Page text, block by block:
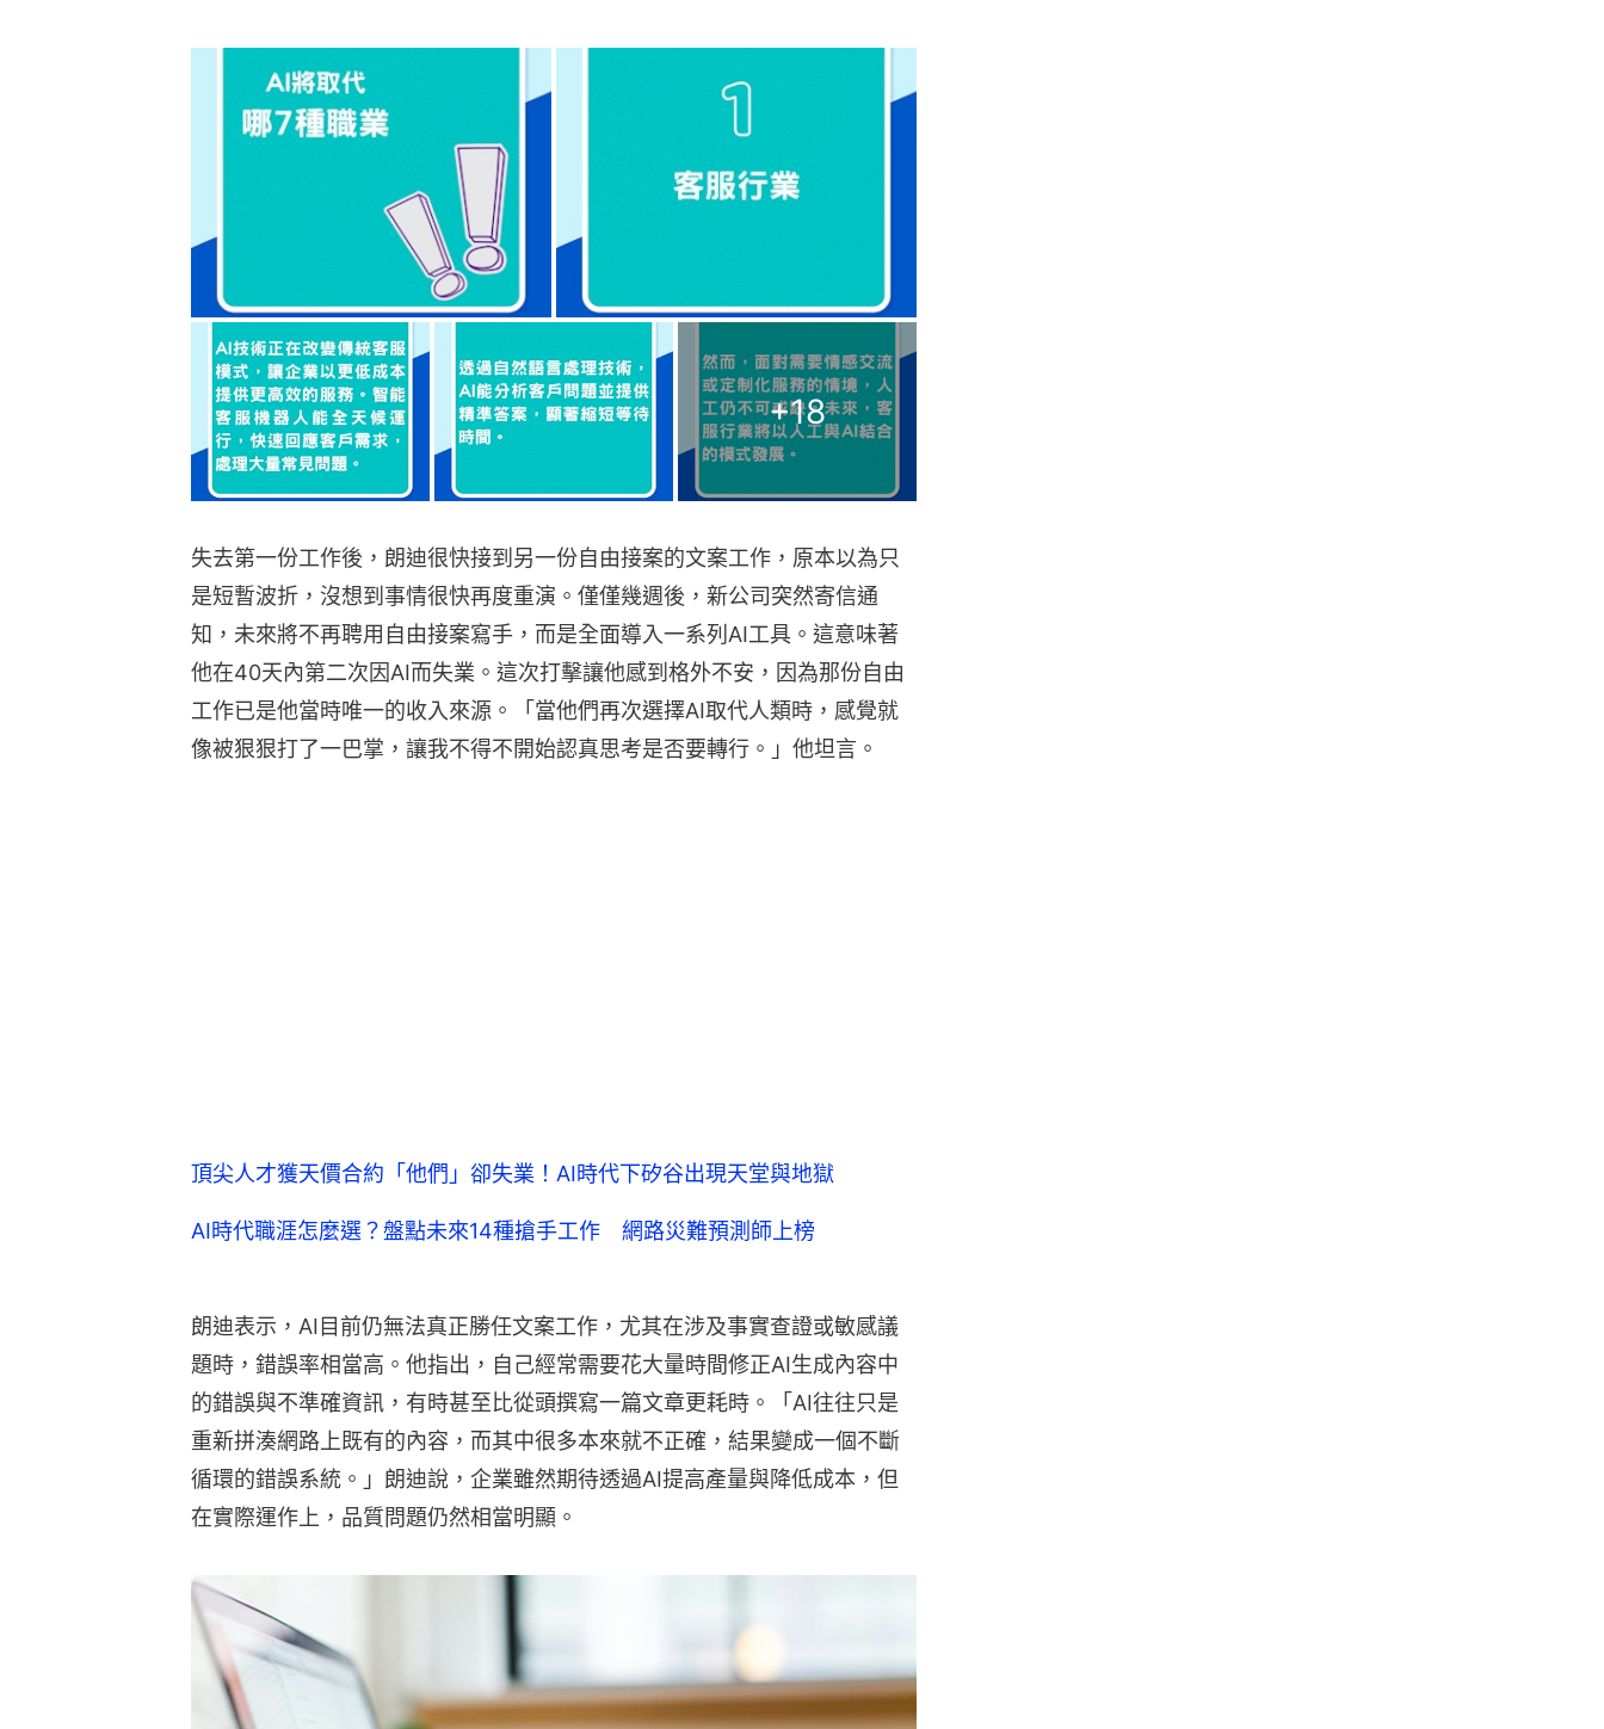
+18
失去第一份工作後，朗迪很快接到另一份自由接案的文案工作，原本以為只
是短暫波折，沒想到事情很快再度重演。僅僅幾週後，新公司突然寄信通
知，未來將不再聘用自由接案寫手，而是全面導入一系列AI工具。這意味著
他在40天內第二次因AI而失業。這次打擊讓他感到格外不安，因為那份自由
工作已是他當時唯一的收入來源。「當他們再次選擇AI取代人類時，感覺就
像被狠狠打了一巴掌，讓我不得不開始認真思考是否要轉行。」他坦言。
頂尖人才獲天價合約「他們」卻失業！AI時代下矽谷出現天堂與地獄
AI時代職涯怎麼選？盤點未來14種搶手工作 網路災難預測師上榜
朗迪表示，AI目前仍無法真正勝任文案工作，尤其在涉及事實查證或敏感議
題時，錯誤率相當高。他指出，自己經常需要花大量時間修正AI生成內容中
的錯誤與不準確資訊，有時甚至比從頭撰寫一篇文章更耗時。「AI往往只是
重新拼湊網路上既有的內容，而其中很多本來就不正確，結果變成一個不斷
循環的錯誤系統。」朗迪說，企業雖然期待透過AI提高產量與降低成本，但
在實際運作上，品質問題仍然相當明顯。